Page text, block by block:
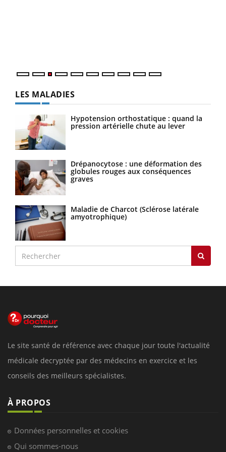
LES MALADIES
Hypotension orthostatique : quand la
pression artérielle chute au lever
Drépanocytose : une déformation des
globules rouges aux conséquences
graves
Maladie de Charcot (Sclérose latérale
amyotrophique)
Le site santé de référence avec chaque jour toute l'actualité
médicale decryptée par des médecins en exercice et les
conseils des meilleurs spécialistes.
À PROPOS
Données personnelles et cookies
Qui sommes-nous